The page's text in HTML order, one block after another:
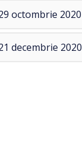
octombrie 2020
decembrie 2020